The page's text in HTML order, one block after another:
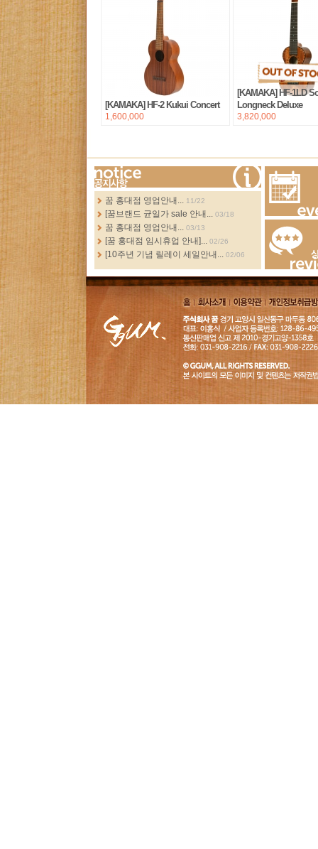
[KAMAKA] HF-2 Kukui Concert
1,600,000
[KAMAKA] HF-1LD
Longneck Deluxe
3,820,000
more...
꿈 홍대점 영업안내... 11/22
[꿈브랜드 균일가 sale 안내... 03/18
꿈 홍대점 영업안내... 03/13
[꿈 홍대점 임시휴업 안내]... 02/26
[10주년 기념 릴레이 세일안내... 02/06
Events
Review
홈
회사소
개
이용약
관
개인정보취급
침